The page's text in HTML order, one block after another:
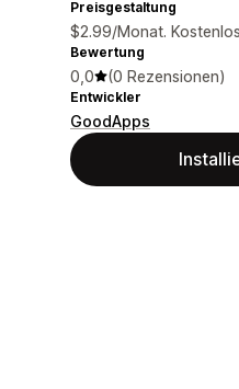
Preisgestaltung
$2.99/Monat.
Bewertung
0,0 (0 Rezensionen)
Entwickler
GoodApps